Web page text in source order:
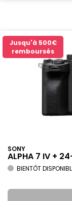
Jusqu'à 500€
remboursés
SONY
ALPHA 7 IV +
BIENTÔT